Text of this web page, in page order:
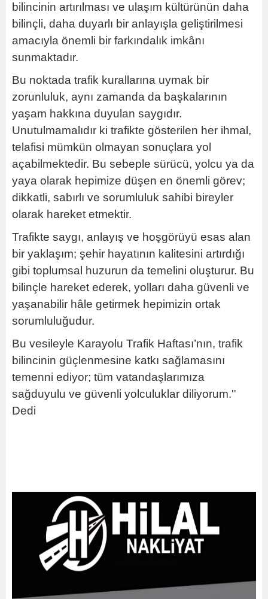
bilincinin artırılması ve ulaşım kültürünün daha
bilinçli, daha duyarlı bir anlayışla geliştirilmesi
amacıyla önemli bir farkındalık imkânı
sunmaktadır.
Bu noktada trafik kurallarına uymak bir
zorunluluk, aynı zamanda da başkalarının
yaşam hakkına duyulan saygıdır.
Unutulmamalıdır ki trafikte gösterilen her ihmal,
telafisi mümkün olmayan sonuçlara yol
açabilmektedir. Bu sebeple sürücü, yolcu ya da
yaya olarak hepimize düşen en önemli görev;
dikkatli, sabırlı ve sorumluluk sahibi bireyler
olarak hareket etmektir.
Trafikte saygı, anlayış ve hoşgörüyü esas alan
bir yaklaşım; şehir hayatının kalitesini artırdığı
gibi toplumsal huzurun da temelini oluşturur. Bu
bilinçle hareket ederek, yolları daha güvenli ve
yaşanabilir hâle getirmek hepimizin ortak
sorumluluğudur.
Bu vesileyle Karayolu Trafik Haftası’nın, trafik
bilincinin güçlenmesine katkı sağlamasını
temenni ediyor; tüm vatandaşlarımıza
sağduyulu ve güvenli yolculuklar diliyorum.''
Dedi